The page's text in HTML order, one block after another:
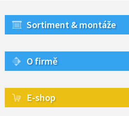
Sortiment & montáže
O firmě
E-shop